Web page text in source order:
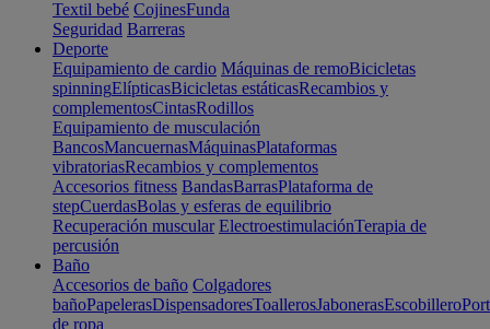
Textil bebé CojinesFunda
Seguridad Barreras
Deporte
Equipamiento de cardio Máquinas de remoBicicletas
spinningElípticasBicicletas estáticasRecambios y
complementosCintasRodillos
Equipamiento de musculación
BancosMancuernasMáquinasPlataformas
vibratoriasRecambios y complementos
Accesorios fitness BandasBarrasPlataforma de
stepCuerdasBolas y esferas de equilibrio
Recuperación muscular ElectroestimulaciónTerapia de
percusión
Baño
Accesorios de baño Colgadores
bañoPapelerasDispensadoresToallerosJabonerasEscobillero
de ropa